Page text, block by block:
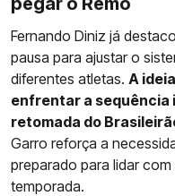
Fernando Diniz já
pausa para ajustar o
diferentes atletas. A
enfrentar a sequência
retomada do
Garro reforça a
preparado para lidar
temporada.